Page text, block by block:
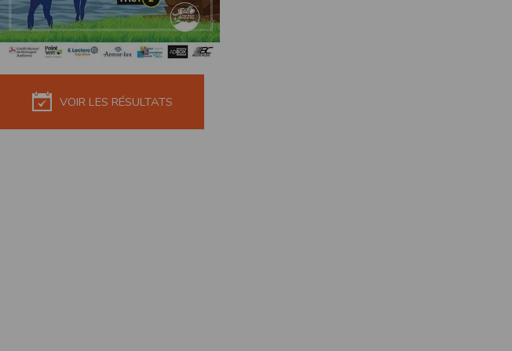
VOIR LES RÉSULTATS
de réponse ou de qualité. Il n’est prévu aucune assistance technique vis à
La responsabilité de l’éditeur ne saurait être engagée en cas d’impossibilité
Modification des conditions d’utilisation
L’EDITEUR se réserve la possibilité de modifier, à tout moment et sans